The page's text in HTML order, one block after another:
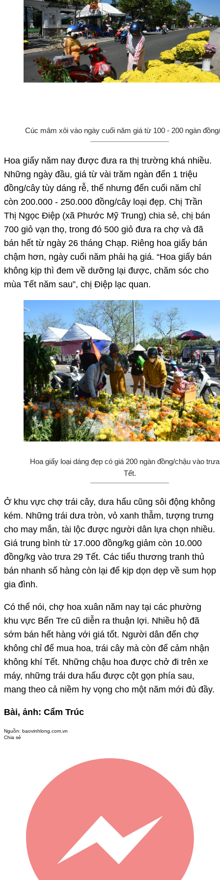
Cúc mâm xôi vào ngày cuối năm giá từ 100 - 200 ngàn
Hoa giấy năm nay được đưa ra thị trường khá nhiều.
Những ngày đầu, giá từ vài trăm ngàn đến 1 triệu
đồng/cây tùy dáng rễ, thế nhưng đến cuối năm chỉ
còn 200.000 - 250.000 đồng/cây loại đẹp. Chị Trần
Thị Ngọc Điệp (xã Phước Mỹ Trung) chia sẻ, chị bán
700 giỏ vạn thọ, trong đó 500 giỏ đưa ra chợ và đã
bán hết từ ngày 26 tháng Chạp. Riêng hoa giấy bán
chậm hơn, ngày cuối năm phải hạ giá. “Hoa giấy bán
không kịp thì đem về dưỡng lại được, chăm sóc cho
mùa Tết năm sau”, chị Điệp lạc quan.
Hoa giấy loại dáng đẹp có giá 200 ngàn đồng/chậu vào
Tết.
Ở khu vực chợ trái cây, dưa hấu cũng sôi động không
kém. Những trái dưa tròn, vỏ xanh thẫm, tượng trưng
cho may mắn, tài lộc được người dân lựa chọn nhiều.
Giá trung bình từ 17.000 đồng/kg giảm còn 10.000
đồng/kg vào trưa 29 Tết. Các tiểu thương tranh thủ
bán nhanh số hàng còn lại để kịp dọn dẹp về sum họp
gia đình.
Có thể nói, chợ hoa xuân năm nay tại các phường
khu vực Bến Tre cũ diễn ra thuận lợi. Nhiều hộ đã
sớm bán hết hàng với giá tốt. Người dân đến chợ
không chỉ để mua hoa, trái cây mà còn để cảm nhận
không khí Tết. Những chậu hoa được chở đi trên xe
máy, những trái dưa hấu được cột gọn phía sau,
mang theo cả niềm hy vọng cho một năm mới đủ đầy.
Bài, ảnh: Cẩm Trúc
Nguồn: baovinhlong.com.vn
Chia sẻ